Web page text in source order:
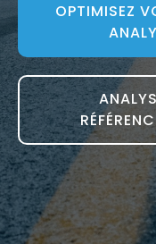
OPTIMISEZ